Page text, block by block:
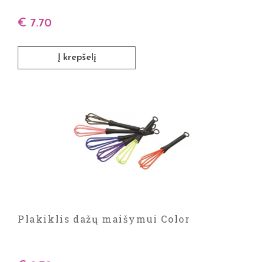
€ 7.70
Į krepšelį
Plakiklis dažų maišymui Color